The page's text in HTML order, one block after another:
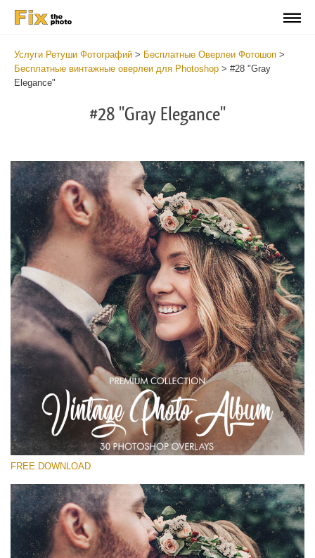
Услуги Ретуши Фотографий > Бесплатные Оверлеи Фотошоп >
Бесплатные винтажные оверлеи для Photoshop > #28 "Gray
Elegance"
#28 "Gray Elegance"
Выберите Вариант
Free Vintage Overlay #28
Small 800*533px
Vintage Photo Album
(30 Overlays)
Fairy Tale (344 Overlays)
Large 6000*4000px
Entire Collection
FREE DOWNLOAD